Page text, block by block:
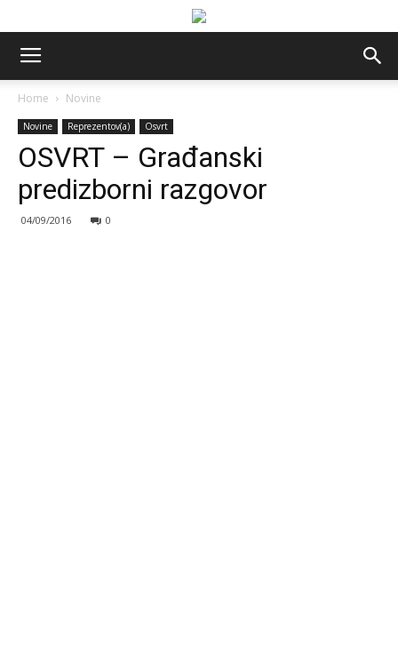
Home Novine
Novine Reprezentov(a) Osvrt
OSVRT – Građanski
predizborni razgovor
04/09/2016 0